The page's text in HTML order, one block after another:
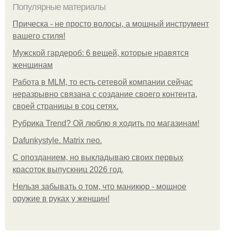
Популярные материалы
Прическа - не просто волосы, а мощный инструмент
вашего стиля!
Мужской гардероб: 6 вещей, которые нравятся
женщинам
Работа в MLM, то есть сетевой компании сейчас
неразрывно связана с создание своего контента,
своей страницы в соц сетях.
Рубрика Trend? Ой люблю я ходить по магазинам!
Dafunkystyle. Matrix neo.
С опозданием, но выкладываю своих первых
красоток выпускниц 2026 год.
Нельзя забывать о том, что маникюр - мощное
оружие в руках у женщин!